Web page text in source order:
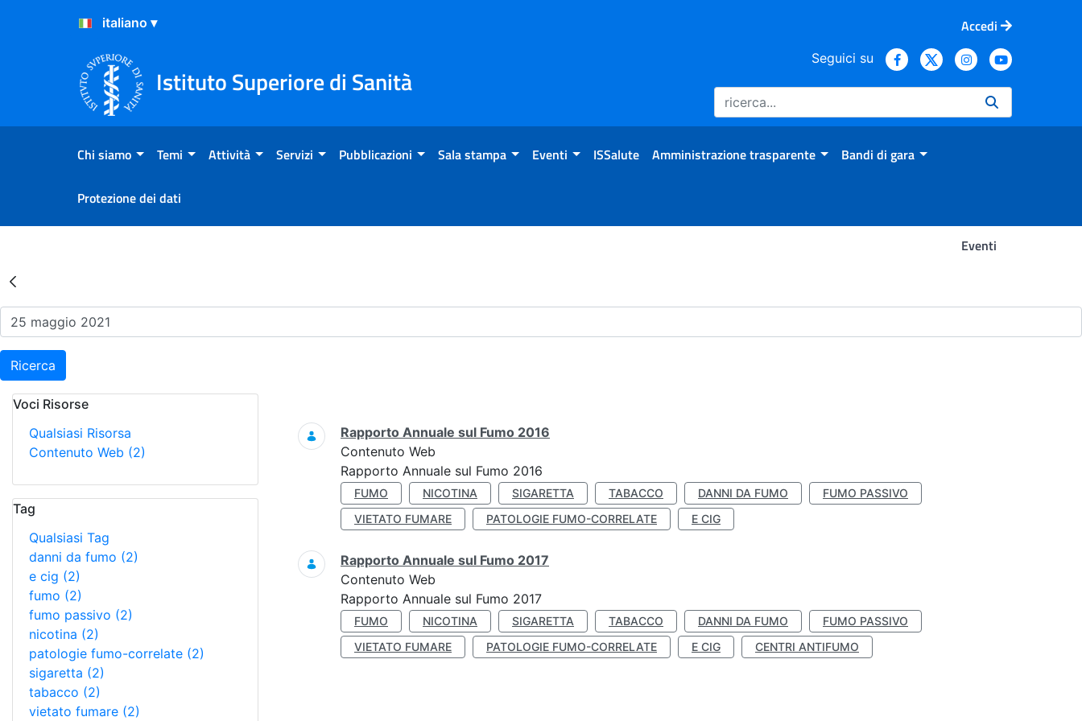
Salta al Contenuto
Salta al Footer
Accedi
Istituto Superiore di Sanità
Seguici su
Chi siamo Temi Attività Servizi Pubblicazioni Sala stampa Eventi ISSalute Amministrazione trasparente Bandi di gara
Protezione dei dati
Eventi
Risultati della Ricerca - Eventi
Ricerca
Voci Risorse
Qualsiasi Risorsa
Contenuto Web (2)
Tag
Qualsiasi Tag
danni da fumo (2)
e cig (2)
fumo (2)
fumo passivo (2)
nicotina (2)
patologie fumo-correlate (2)
sigaretta (2)
tabacco (2)
vietato fumare (2)
Ricerca
Rapporto Annuale sul Fumo 2016
Contenuto Web
Rapporto Annuale sul Fumo 2016
FUMO NICOTINA SIGARETTA TABACCO DANNI DA FUMO
FUMO PASSIVO
VIETATO FUMARE
PATOLOGIE FUMO-CORRELATE E CIG
Rapporto Annuale sul Fumo 2017
Contenuto Web
Rapporto Annuale sul Fumo 2017
FUMO NICOTINA SIGARETTA TABACCO DANNI DA FUMO
FUMO PASSIVO
VIETATO FUMARE
PATOLOGIE FUMO-CORRELATE E CIG CENTRI ANTIFUMO